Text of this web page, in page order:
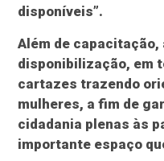
disponíveis”.
Além de capacitação,
disponibilização, em
cartazes trazendo
mulheres, a fim de
cidadania plenas às
importante espaço